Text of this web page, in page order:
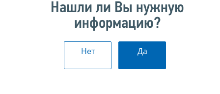
Нашли ли Вы нужную
информацию?
Нет Да